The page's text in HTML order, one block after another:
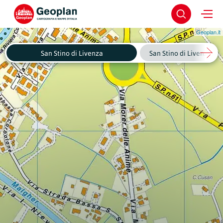
Geoplan.it
San Stino di Livenza San Stino di Livenza -